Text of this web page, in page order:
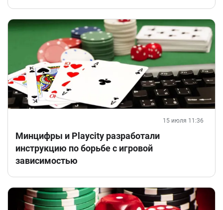
15 июля 11:36
Минцифры и Playcity разработали
инструкцию по борьбе с игровой
зависимостью